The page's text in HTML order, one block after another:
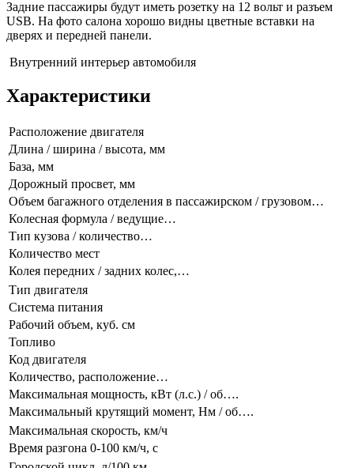
Задние пассажиры будут иметь розетку на 12 вольт и разъем
USB. На фото салона хорошо видны цветные вставки на
дверях и передней панели.
Внутренний интерьер автомобиля
Характеристики
Расположение двигателя
Длина / ширина / высота, мм
База, мм
Дорожный просвет, мм
Объем багажного отделения в пассажирском / грузовом…
Колесная формула / ведущие…
Тип кузова / количество…
Количество мест
Колея передних / задних колес,…
Тип двигателя
Система питания
Рабочий объем, куб. см
Топливо
Код двигателя
Количество, расположение…
Максимальная мощность, кВт (л.с.) / об….
Максимальный крутящий момент, Нм / об….
Максимальная скорость, км/ч
Время разгона 0-100 км/ч, с